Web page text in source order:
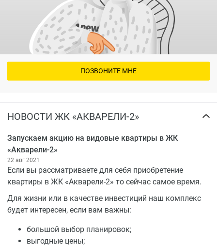
НОВОСТИ ЖК «АКВАРЕЛИ-2»
Запускаем акцию на видовые квартиры в ЖК
«Акварели-2»
22 авг 2021
Если вы рассматриваете для себя приобретение
квартиры в ЖК «Акварели-2» то сейчас самое время.
Для жизни или в качестве инвестиций наш комплекс
будет интересен, если вам важны:
большой выбор планировок;
выгодные цены;
ПОЗВОНИТЕ МНЕ